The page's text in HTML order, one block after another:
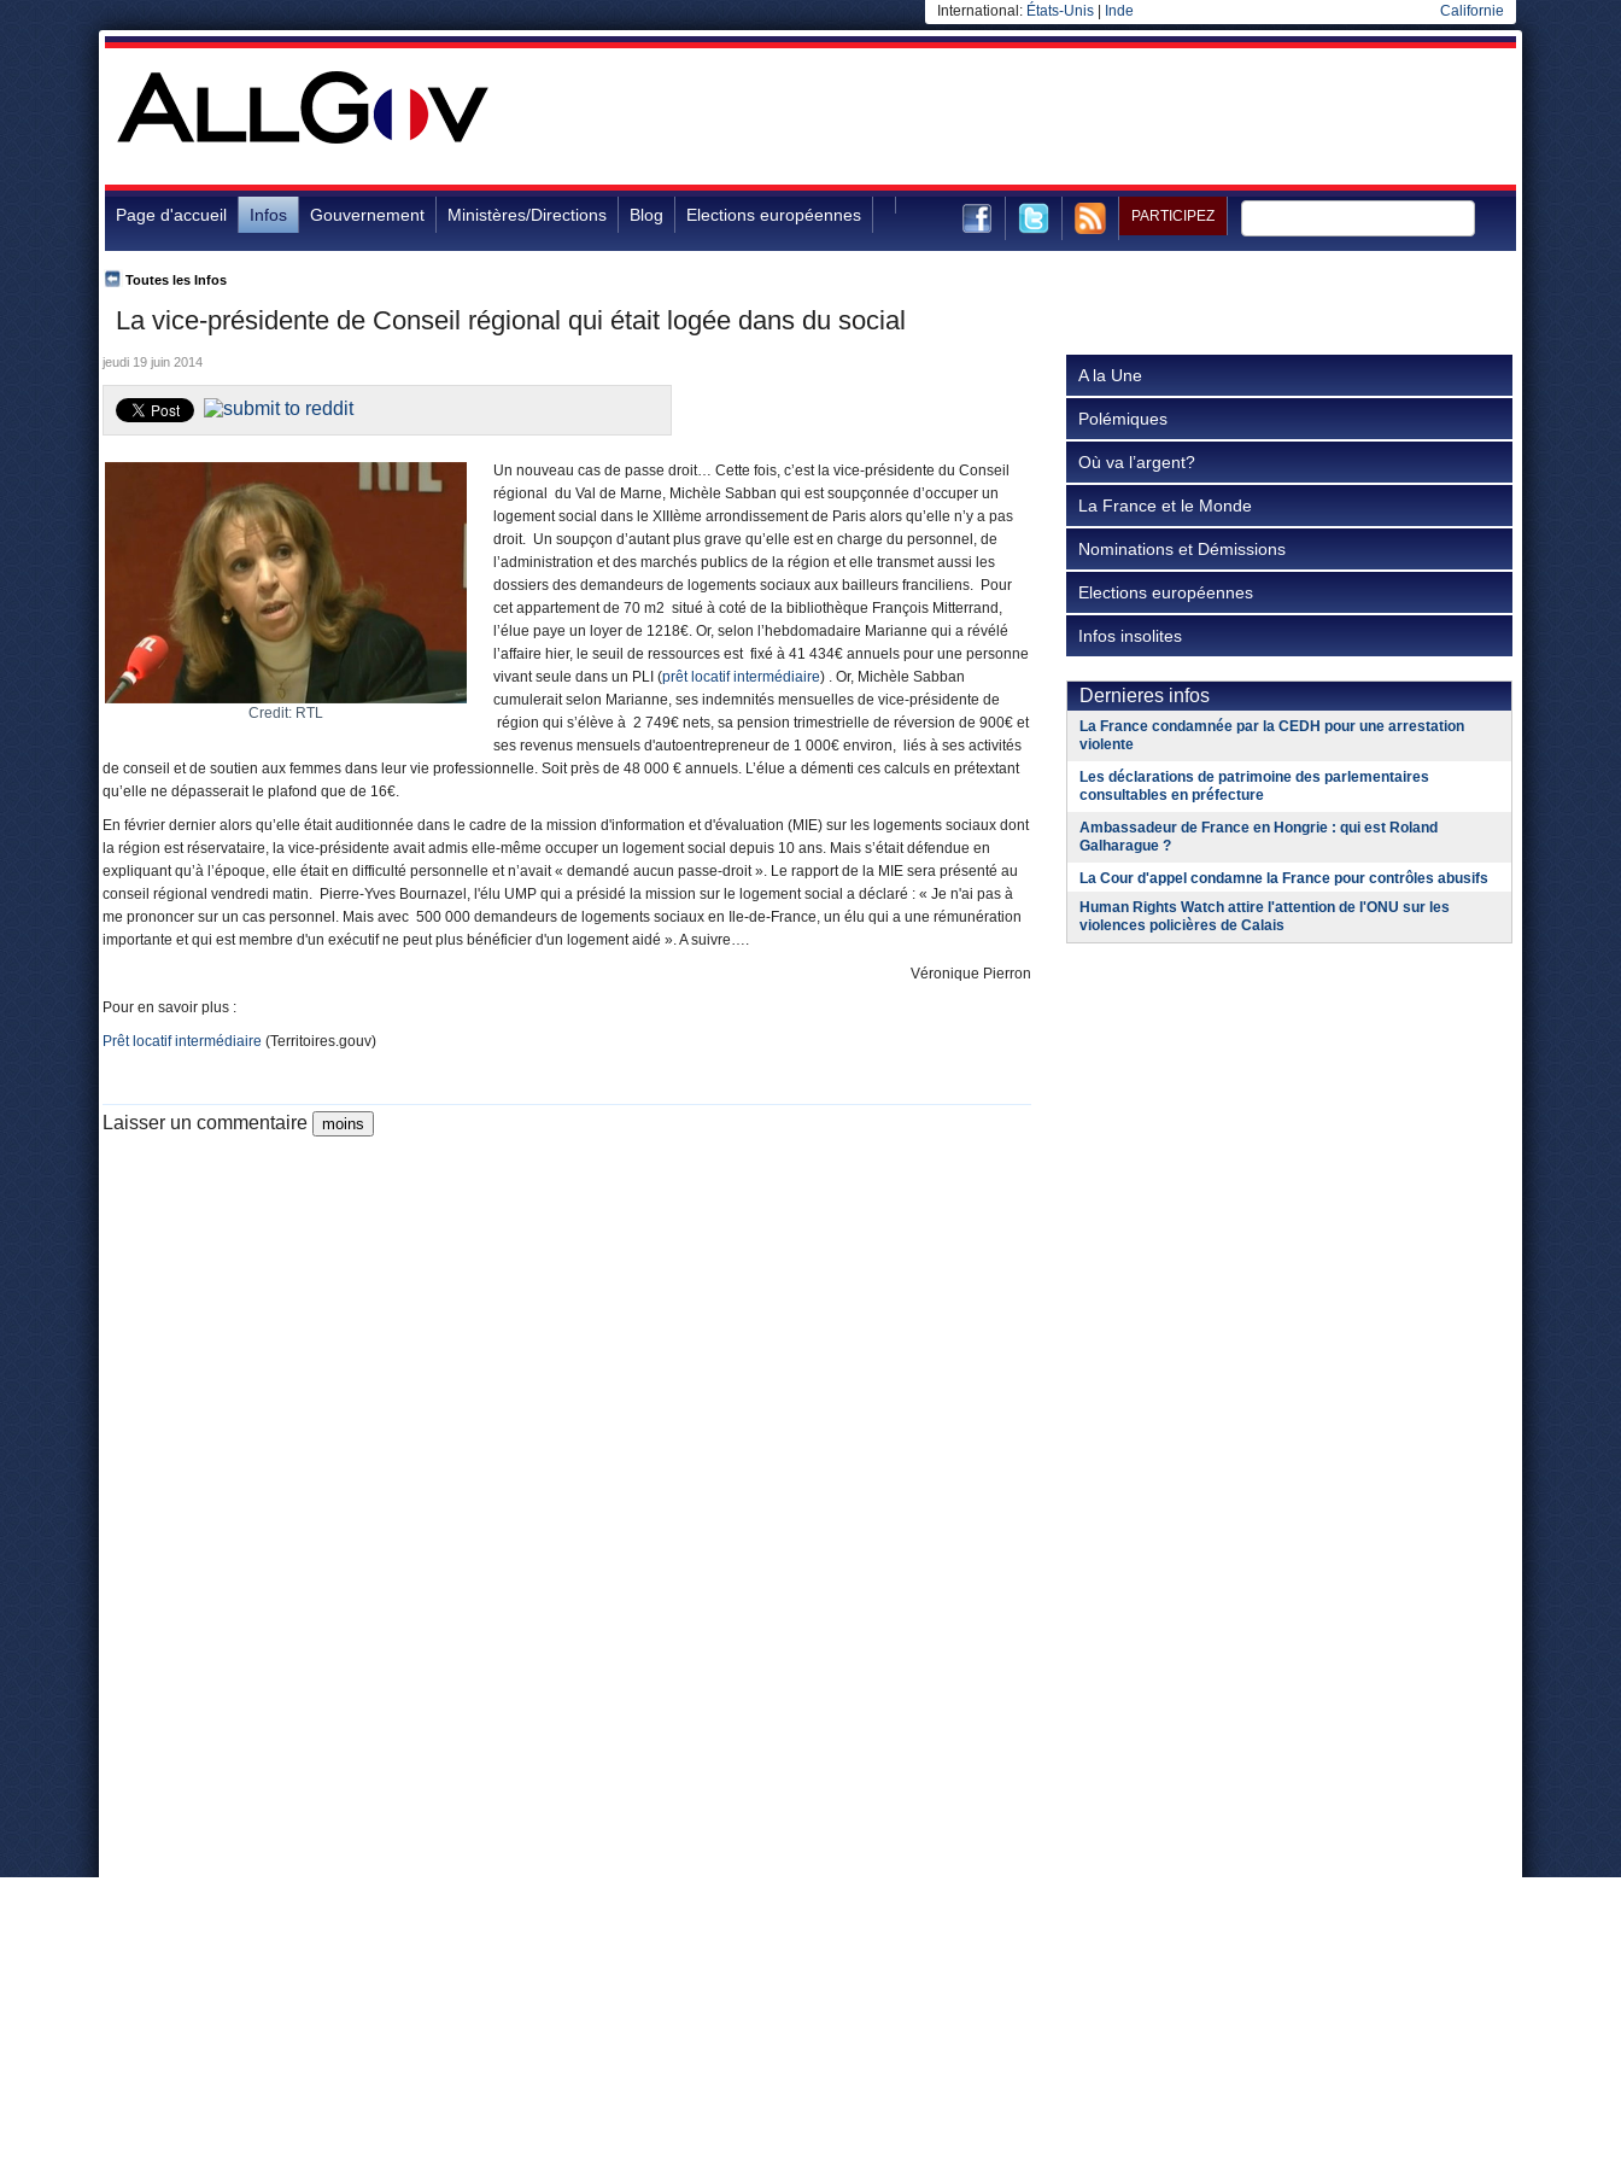
International: États-Unis Inde Californie
Page d'accueil Infos Gouvernement Ministères/Directions Blog Elections européennes PARTICIPEZ
La vice-présidente de Conseil régional qui était logée dans du social
Toutes les Infos
jeudi 19 juin 2014
Credit: RTL
Un nouveau cas de passe droit… Cette fois, c’est la vice-présidente du Conseil
régional du Val de Marne, Michèle Sabban qui est soupçonnée d’occuper un
logement social dans le XIIIème arrondissement de Paris alors qu’elle n’y a pas
droit. Un soupçon d’autant plus grave qu’elle est en charge du personnel, de
l’administration et des marchés publics de la région et elle transmet aussi les
dossiers des demandeurs de logements sociaux aux bailleurs franciliens. Pour
cet appartement de 70 m2 situé à coté de la bibliothèque François Mitterrand,
l’élue paye un loyer de 1218€. Or, selon l’hebdomadaire Marianne qui a révélé
l’affaire hier, le seuil de ressources est fixé à 41 434€ annuels pour une personne
vivant seule dans un PLI (prêt locatif intermédiaire) . Or, Michèle Sabban
cumulerait selon Marianne, ses indemnités mensuelles de vice-présidente de
région qui s’élève à 2 749€ nets, sa pension trimestrielle de réversion de 900€ et
ses revenus mensuels d'autoentrepreneur de 1 000€ environ, liés à ses activités
de conseil et de soutien aux femmes dans leur vie professionnelle. Soit près de 48 000 € annuels. L’élue a démenti ces calculs en prétextant
qu’elle ne dépasserait le plafond que de 16€.
En février dernier alors qu’elle était auditionnée dans le cadre de la mission d'information et d'évaluation (MIE) sur les logements sociaux dont
la région est réservataire, la vice-présidente avait admis elle-même occuper un logement social depuis 10 ans. Mais s’était défendue en
expliquant qu’à l’époque, elle était en difficulté personnelle et n’avait « demandé aucun passe-droit ». Le rapport de la MIE sera présenté au
conseil régional vendredi matin. Pierre-Yves Bournazel, l'élu UMP qui a présidé la mission sur le logement social a déclaré : « Je n'ai pas à
me prononcer sur un cas personnel. Mais avec 500 000 demandeurs de logements sociaux en Ile-de-France, un élu qui a une rémunération
importante et qui est membre d'un exécutif ne peut plus bénéficier d'un logement aidé ». A suivre….
Véronique Pierron
Pour en savoir plus :
Prêt locatif intermédiaire (Territoires.gouv)
Laisser un commentaire
A la Une
Polémiques
Où va l’argent?
La France et le Monde
Nominations et Démissions
Elections européennes
Infos insolites
Dernieres infos
La France condamnée par la CEDH pour une arrestation
violente
Les déclarations de patrimoine des parlementaires
consultables en préfecture
Ambassadeur de France en Hongrie : qui est Roland
Galharague ?
La Cour d'appel condamne la France pour contrôles abusifs
Human Rights Watch attire l'attention de l'ONU sur les
violences policières de Calais